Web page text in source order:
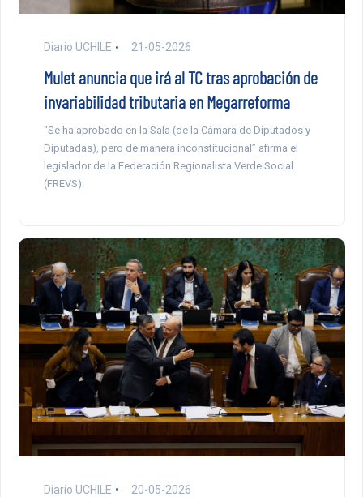
Diario UCHILE 21-05-2026
Mulet anuncia que irá al TC tras aprobación de
invariabilidad tributaria en Megarreforma
“Se ha aprobado en la Sala (de la Cámara de Diputados y
Diputadas), pero de manera inconstitucional” afirma el
legislador de la Federación Regionalista Verde Social
(FREVS).
Diario UCHILE 20-05-2026